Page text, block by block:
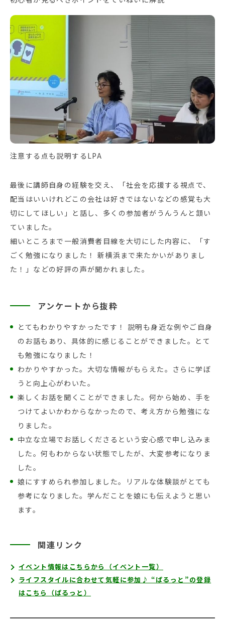
注意する点も説明するLPA
最後に講師自身の経験を交え、「社会を応援する視点で、
配当はいいけれどこの会社は好きではないなどの感覚も大
切にしてほしい」と話し、多くの参加者がうんうんと頷い
ていました。
細いところまで一般消費者目線を大切にした内容に、「す
ごく勉強になりました！ 新横浜まで来たかいがありまし
た！」などの好評の声が聞かれました。
アンケートから抜粋
とてもわかりやすかったです！ 説明も身近な例やご自身
のお話もあり、具体的に感じることができました。とて
も勉強になりました！
わかりやすかった。大切な情報がもらえた。さらに学ぼ
うと向上心がわいた。
楽しくお話を聞くことができました。何から始め、手を
つけてよいかわからなかったので、考え方から勉強にな
りました。
中立な立場でお話しくださるという安心感で申し込みま
した。何もわからない状態でしたが、大変参考になりま
した。
娘にすすめられ参加しました。リアルな体験談がとても
参考になりました。学んだことを娘にも伝えようと思い
ます。
関連リンク
イベント情報はこちらから（イベント一覧）
ライフスタイルに合わせて気軽に参加♪ “ぱるっと”の登録
はこちら（ぱるっと）